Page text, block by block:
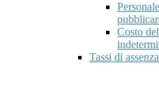
Costo
Tassi di assenza